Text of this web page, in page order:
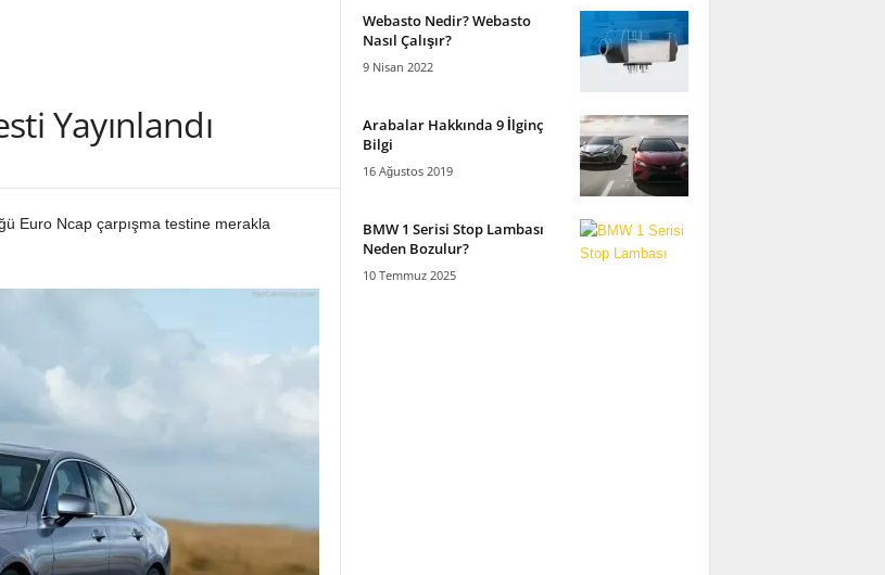
Yayınlandı
Euro Ncap çarpışma testine merakla
Webasto Nedir? Webasto
Nasıl Çalışır?
9 Nisan 2022
Arabalar Hakkında 9 İlginç
Bilgi
16 Ağustos 2019
BMW 1 Serisi Stop Lambası
Neden Bozulur?
10 Temmuz 2025